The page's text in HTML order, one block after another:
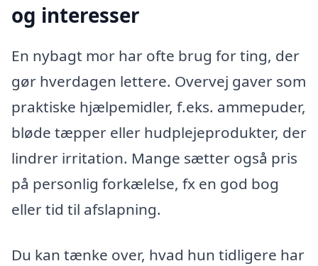
og interesser
En nybagt mor har ofte brug for ting, der
gør hverdagen lettere. Overvej gaver som
praktiske hjælpemidler, f.eks. ammepuder,
bløde tæpper eller hudplejeprodukter, der
lindrer irritation. Mange sætter også pris
på personlig forkælelse, fx en god bog
eller tid til afslapning.
Du kan tænke over, hvad hun tidligere har